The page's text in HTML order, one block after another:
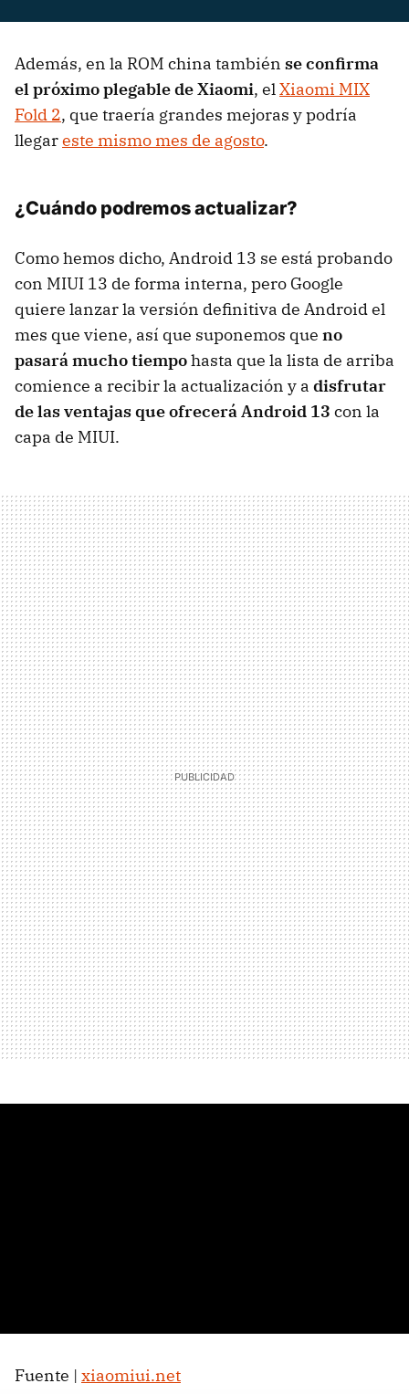
Además, en la ROM china también se confirma
el próximo plegable de Xiaomi, elXiaomi MIX
Fold 2, que traería grandes mejoras y podría
llegareste mismo mes de agosto.
¿Cuándo podremos actualizar?
Como hemos dicho, Android 13 se está probando
con MIUI 13 de forma interna, pero Google
quiere lanzar la versión definitiva de Android el
mes que viene, así que suponemos que no
pasará mucho tiempohasta que la lista de arriba
comience a recibir la actualización y a disfrutar
de las ventajas que ofrecerá Android 13 con la
capa de MIUI.
Fuente | xiaomiui.net